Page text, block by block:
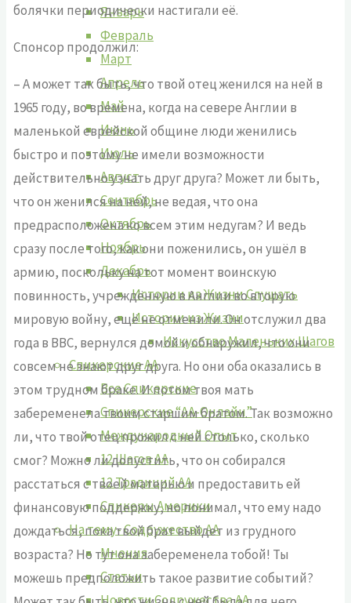
Январь
Февраль
Март
Апрель
Май
Июнь
Июль
Август
Сентябрь
Октябрь
Ноябрь
Декабрь
Истории из Жизни Слушать
Истории из Жизни
Искусство Маленьких Шагов
Спикерские АА
Все Спикерские
Спикерские “АА-Онлайн”
Международный Опыт
12 Шагов АА
12 Традиций АА
Спикеры Америки
На тему- Содружество АА
Мнения
Статьи
болячки периодически настигали её.
Спонсор продолжил:
– А может так быть, что твой отец женился на ней в
1965 году, во времена, когда на севере Англии в
маленькой еврейской общине люди женились
быстро и поэтому не имели возможности
действительно узнать друг друга? Может ли быть,
что он женился на ней, не ведая, что она
предрасположена ко всем этим недугам? И ведь
сразу после того, как они поженились, он ушёл в
армию, поскольку на тот момент воинскую
повинность, учреждённую в Англии во вторую
мировую войну, ещё не отменили. Он отслужил два
года в ВВС, вернулся домой и обнаружил, что они
совсем не знают друг друга. Но они оба оказались в
этом трудном браке. И потом твоя мать
забеременела твоим старшим братом. Так возможно
ли, что твой отец прожил с ней столько, сколько
смог? Можно ли допустить, что он собирался
расстаться с твоей матерью и предоставить ей
финансовую поддержку, но понимал, что ему надо
дождаться, пока твой брат выйдет из грудного
возраста? Но тут она забеременела тобой! Ты
можешь предположить такое развитие событий?